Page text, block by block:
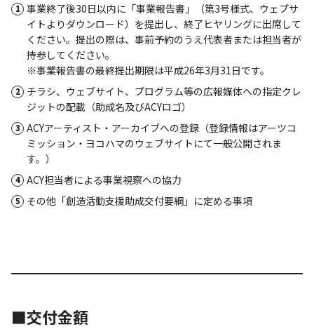
事業終了後30日以内に「事業報告書」（第3号様式、ウェプサ
イトよりダウンロード）を提出し、終了ヒヤリングに出席して
ください。提出の際は、事前予約のうえ代表者または担当者が
持参してください。
※事業報告書の最終提出期限は平成26年3月31日です。
チラシ、ウェブサイト、プログラム等の広報媒体への指定クレ
ジットの配載（助成名及びACYロゴ）
ACYアーティスト・アーカイブへの登録（登録情報はアーツコ
ミッション・ヨコハマのウェブサイトにて一般公開されま
す。）
ACY担当者による事業視察への協力
その他「創造活動支援助成交付要綱」に定める事項
■交付金額